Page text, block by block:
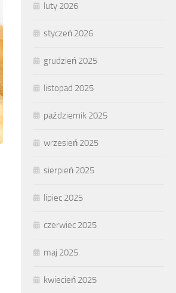
luty 2026
styczeń 2026
grudzień 2025
listopad 2025
październik 2025
wrzesień 2025
sierpień 2025
lipiec 2025
czerwiec 2025
maj 2025
kwiecień 2025